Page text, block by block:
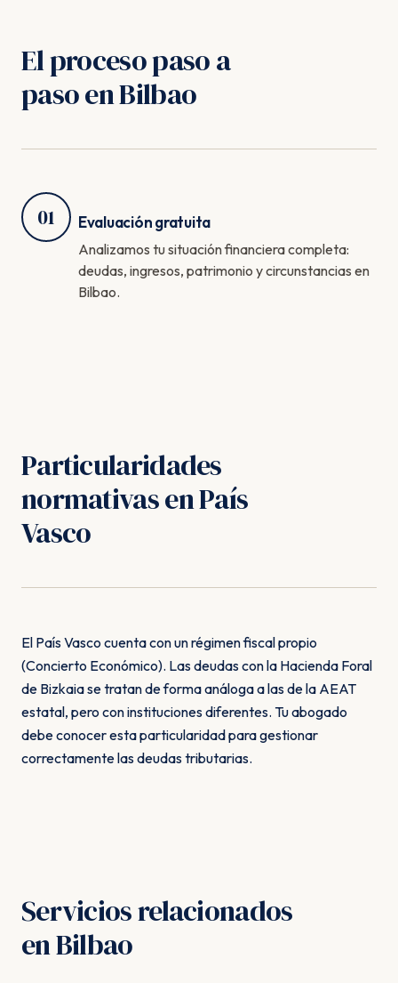
El proceso paso a
paso en Bilbao
01 Evaluación gratuita
Analizamos tu situación financiera completa:
deudas, ingresos, patrimonio y circunstancias en
Bilbao.
Particularidades
normativas en País
Vasco
El País Vasco cuenta con un régimen fiscal propio
(Concierto Económico). Las deudas con la Hacienda Foral
de Bizkaia se tratan de forma análoga a las de la AEAT
estatal, pero con instituciones diferentes. Tu abogado
debe conocer esta particularidad para gestionar
correctamente las deudas tributarias.
Servicios relacionados
en Bilbao